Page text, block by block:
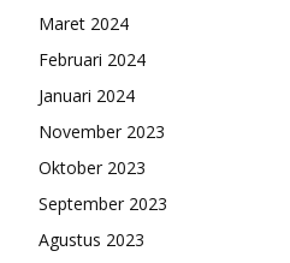
Maret 2024
Februari 2024
Januari 2024
November 2023
Oktober 2023
September 2023
Agustus 2023